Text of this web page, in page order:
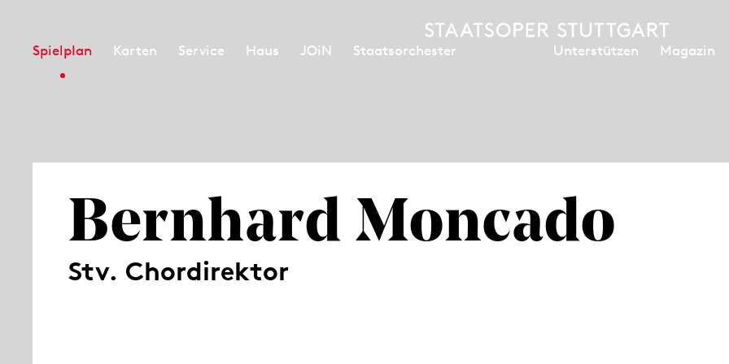
Spielplan Karten Service Haus JOiN Staatsorchester Unterstützen Magazin
Bernhard Moncado
Stv. Chordirektor